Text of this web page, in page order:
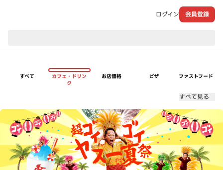
ログイン 会員登録
すべて
カフェ・ドリン
ク
お店価格 ピザ ファストフード
すべて見る
超ゴイゴイヤスー夏祭